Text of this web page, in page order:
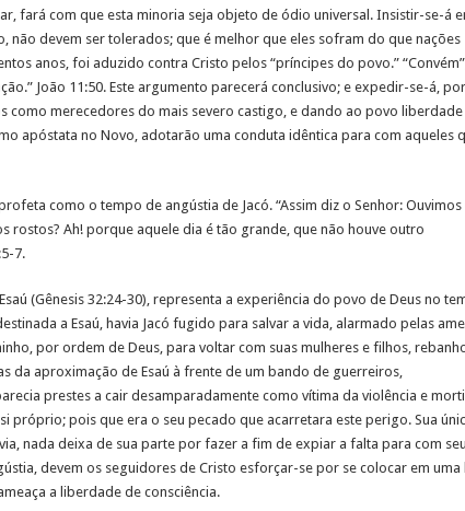
fará com que esta minoria seja objeto de ódio universal. Insistir-se-á
não devem ser tolerados; que é melhor que eles sofram do que nações
anos, foi aduzido contra Cristo pelos “príncipes do povo.” “Convém”,
João 11:50. Este argumento parecerá conclusivo; e expedir-se-á,
merecedores do mais severo castigo, e dando ao povo liberdade
apóstata no Novo, adotarão uma conduta idêntica para com aqueles
como o tempo de angústia de Jacó. “Assim diz o Senhor: Ouvimos
Ah! porque aquele dia é tão grande, que não houve outro
7.
(Gênesis 32:24-30), representa a experiência do povo de Deus no
a Esaú, havia Jacó fugido para salvar a vida, alarmado pelas
por ordem de Deus, para voltar com suas mulheres e filhos,
da aproximação de Esaú à frente de um bando de guerreiros,
prestes a cair desamparadamente como vítima da violência e
pois que era o seu pecado que acarretara este perigo. Sua
nada deixa de sua parte por fazer a fim de expiar a falta para com seu
devem os seguidores de Cristo esforçar-se por se colocar em uma
a liberdade de consciência.